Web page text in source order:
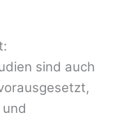
sind auch